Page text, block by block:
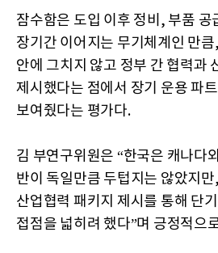
잠수함은 도입 이후 정비, 부품 공
장기간 이어지는 무기체계인 만큼
안에 그치지 않고 정부 간 협력과
제시했다는 점에서 장기 운용 파
보여줬다는 평가다.
김 부연구위원은 “한국은 캐나다
반이 독일만큼 두텁지는 않았지
산업협력 패키지 제시를 통해 단
접점을 넓히려 했다”며 긍정적으